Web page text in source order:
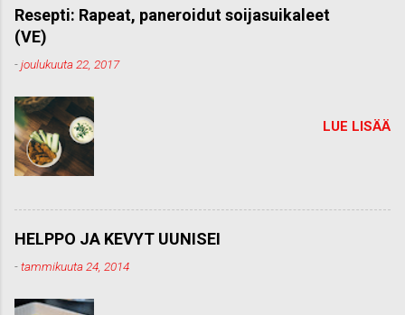
m
e
n
Resepti: Rapeat, paneroidut soijasuikaleet
(VE)
-joulukuuta 22, 2017
LUE LISÄÄ
HELPPO JA KEVYT UUNISEI
-tammikuuta 24, 2014